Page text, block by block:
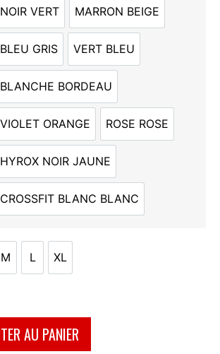
NOIR VERT MARRON BEIGE
MARRON BEIGE
BLEU GRIS
BLEU GRIS
VERT BLEU
VERT BLEU
BLANCHE BORDEAU
BLANCHE BORDEAU
VIOLET ORANGE
VIOLET ORANGE
ROSE ROSE
ROSE ROSE
HYROX NOIR JAUNE
HYROX NOIR JAUNE
CROSSFIT BLANC BLANC
CROSSFIT BLANC BLANC
M L XL
AU PANIER